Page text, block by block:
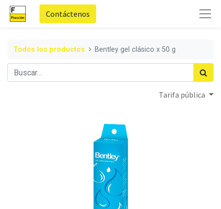
Contáctenos
Todos los productos Bentley gel clásico x 50 g
Tarifa pública